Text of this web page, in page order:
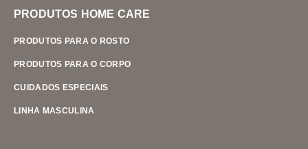
PRODUTOS HOME CARE
PRODUTOS PARA O ROSTO
PRODUTOS PARA O CORPO
CUIDADOS ESPECIAIS
LINHA MASCULINA